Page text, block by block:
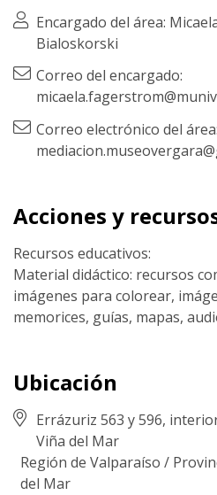
Encargado del área:
Bialoskorski
Correo del encargado:
Correo electrónico del área:
Acciones y
Recursos educativos:
Material didáctico: recursos
imágenes para colorear,
memorices, guías, mapas,
Ubicación
Errázuriz 563 y 596,
Viña del Mar
Región de Valparaíso /
del Mar